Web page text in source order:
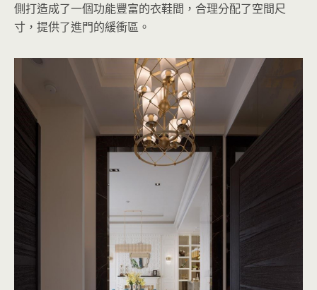
側打造成了一個功能豐富的衣鞋間，合理分配了空間尺
寸，提供了進門的緩衝區。